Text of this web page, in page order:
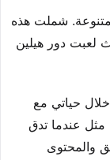
شملت هذه
لعبت دور هيلين
حياتي مع
مثل عندما تدق
والمحتوى